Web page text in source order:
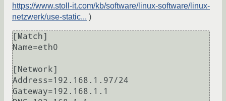
https://www.stoll-it.com/kb/software/linux-software/linux-
netzwerk/use-static... )
[Match]
Name=eth0
[Network]
Address=192.168.1.97/24
Gateway=192.168.1.1